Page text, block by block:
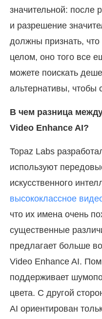
значительной: после
и разрешение
должны признать,
целом, оно того все
можете поискать
альтернативы, чтобы
В чем разница
Video Enhance AI?
Topaz Labs
используют
искусственного
высококлассное
что их имена очень
существенные
предлагает больше
Video Enhance AI.
поддерживает
цвета. С другой
AI ориентирован